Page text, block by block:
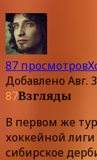
87 просмотров
Добавлено Авг.
87Взгляды
В первом же
хоккейной
сибирское